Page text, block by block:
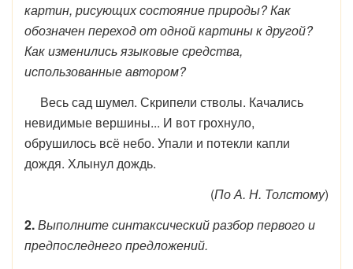
картин, рисующих состояние природы? Как
обозначен переход от одной картины к другой?
Как изменились языковые средства,
использованные автором?
Весь сад шумел. Скрипели стволы. Качались
невидимые вершины... И вот грохнуло,
обрушилось всё небо. Упали и потекли капли
дождя. Хлынул дождь.
(По А. Н. Толстому)
2.Выполните синтаксический разбор первого и
предпоследнего предложений.